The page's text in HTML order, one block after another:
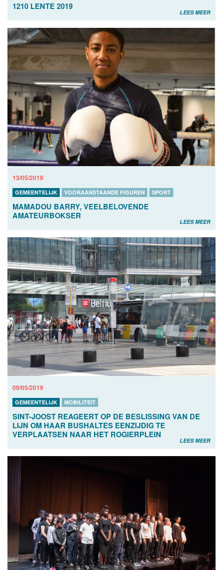
1210 LENTE 2019
LEES MEER
13/05/2019
GEMEENTELIJK VOORAANSTAANDE FIGUREN SPORT
MAMADOU BARRY, VEELBELOVENDE
AMATEURBOKSER
LEES MEER
09/05/2019
GEMEENTELIJK MOBILITEIT
SINT-JOOST REAGEERT OP DE BESLISSING VAN DE
LIJN OM HAAR BUSHALTES EENZIJDIG TE
VERPLAATSEN NAAR HET ROGIERPLEIN
LEES MEER